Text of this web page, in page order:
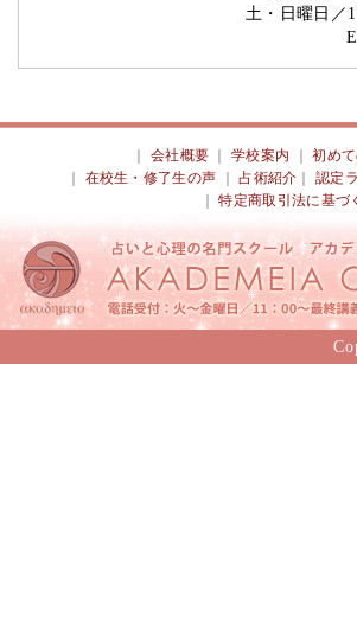
土・日曜日／
会社概要 ｜学校案内 ｜初め
在校生・修了生の声 ｜占術紹介 ｜認定
｜特定商取引法に基づ